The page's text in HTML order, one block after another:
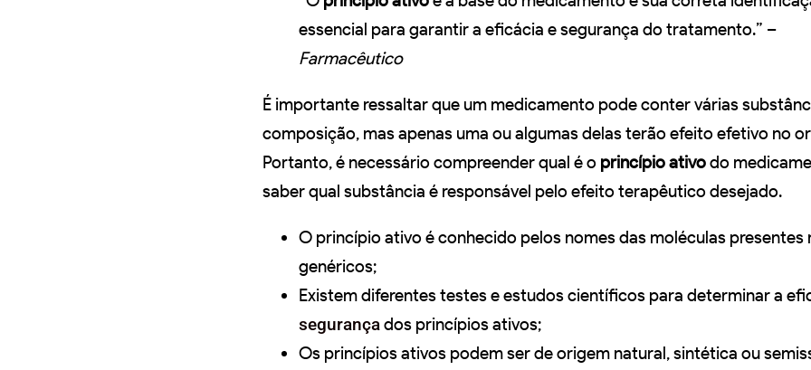
essencial para garantir a eficácia e segurança do tratamento.” –
Farmacêutico
É importante ressaltar que um medicamento pode conter várias
composição, mas apenas uma ou algumas delas terão efeito efetivo no
Portanto, é necessário compreender qual é o princípio ativodo
saber qual substância é responsável pelo efeito terapêutico desejado.
O princípio ativo é conhecido pelos nomes das moléculas presentes
genéricos;
Existem diferentes testes e estudos científicos para determinar a
segurançados princípios ativos;
Os princípios ativos podem ser de origem natural, sintética ou